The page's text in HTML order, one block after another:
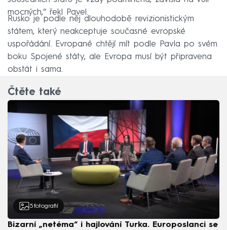
mocných,“ řekl Pavel.
Rusko je podle něj dlouhodobě revizionistickým
státem, který neakceptuje současné evropské
uspořádání. Evropané chtějí mít podle Pavla po svém
boku Spojené státy, ale Evropa musí být připravena
obstát i sama.
Čtěte také
5 fotografií
Bizarní „netéma“ i hajlování Turka. Europoslanci se